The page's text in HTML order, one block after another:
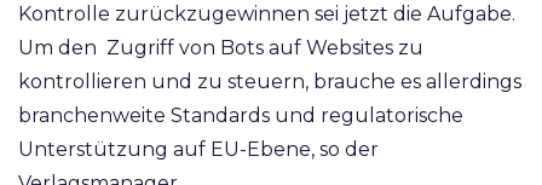
Kontrolle zurückzugewinnen sei jetzt die Aufgabe.
Um den Zugriff von Bots auf Websites zu
kontrollieren und zu steuern, brauche es allerdings
branchenweite Standards und regulatorische
Unterstützung auf EU-Ebene, so der